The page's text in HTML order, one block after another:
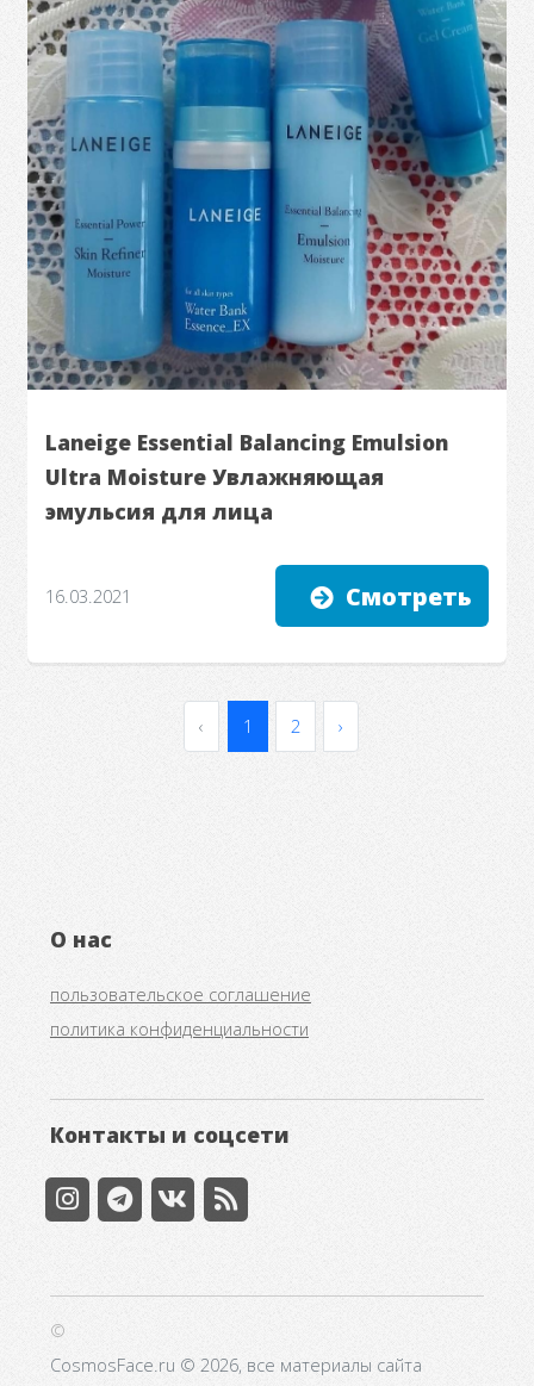
Laneige Essential Balancing Emulsion
Ultra Moisture Увлажняющая
эмульсия для лица
16.03.2021 Смотреть
‹ 1 2 ›
О нас
пользовательское соглашение
политика конфиденциальности
Контакты и соцсети
©
CosmosFace.ru © 2026, все материалы сайта